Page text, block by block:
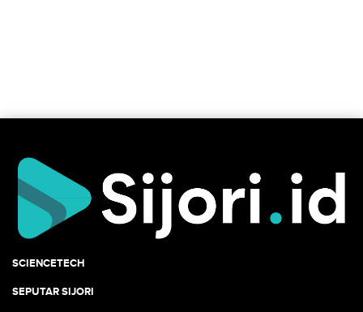
SCIENCETECH
SEPUTAR SIJORI